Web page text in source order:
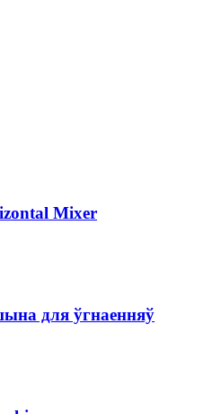
Mixer
для ўгнаенняў